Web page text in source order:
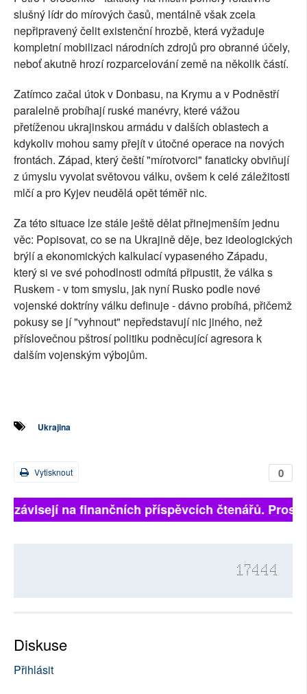
slušný lídr do mírových časů, mentálně však zcela
nepřipravený čelit existenční hrozbě, která vyžaduje
kompletní mobilizaci národních zdrojů pro obranné účely,
neboť akutně hrozí rozparcelování země na několik částí.
Zatímco začal útok v Donbasu, na Krymu a v Podněstří
paralelně probíhají ruské manévry, které vážou
přetíženou ukrajinskou armádu v dalších oblastech a
kdykoliv mohou samy přejít v útočné operace na nových
frontách. Západ, který čeští "mírotvorci" fanaticky obviňují
z úmyslu vyvolat světovou válku, ovšem k celé záležitosti
mlčí a pro Kyjev neudělá opět téměř nic.
Za této situace lze stále ještě dělat přinejmenším jednu
věc: Popisovat, co se na Ukrajině děje, bez ideologických
brýlí a ekonomických kalkulací vypaseného Západu,
který si ve své pohodlnosti odmítá připustit, že válka s
Ruskem - v tom smyslu, jak nyní Rusko podle nové
vojenské doktríny válku definuje - dávno probíhá, přičemž
pokusy se jí "vyhnout" nepředstavují nic jiného, než
příslovečnou pštrosí politiku podněcující agresora k
dalším vojenským výbojům.
Ukrajina
0
Vytisknout
závisejí na finančních příspěvcích čtenářů.
17444
Diskuse
Přihlásit